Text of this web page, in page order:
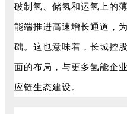
破制氢、储氢和运氢上的
能端推进高速增长通道，
础。这也意味着，长城控
面的布局，与更多氢能企
应链生态建设。